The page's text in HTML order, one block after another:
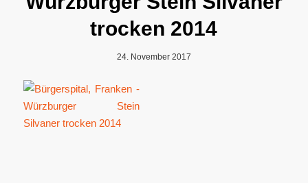
trocken 2014
24. November 2017